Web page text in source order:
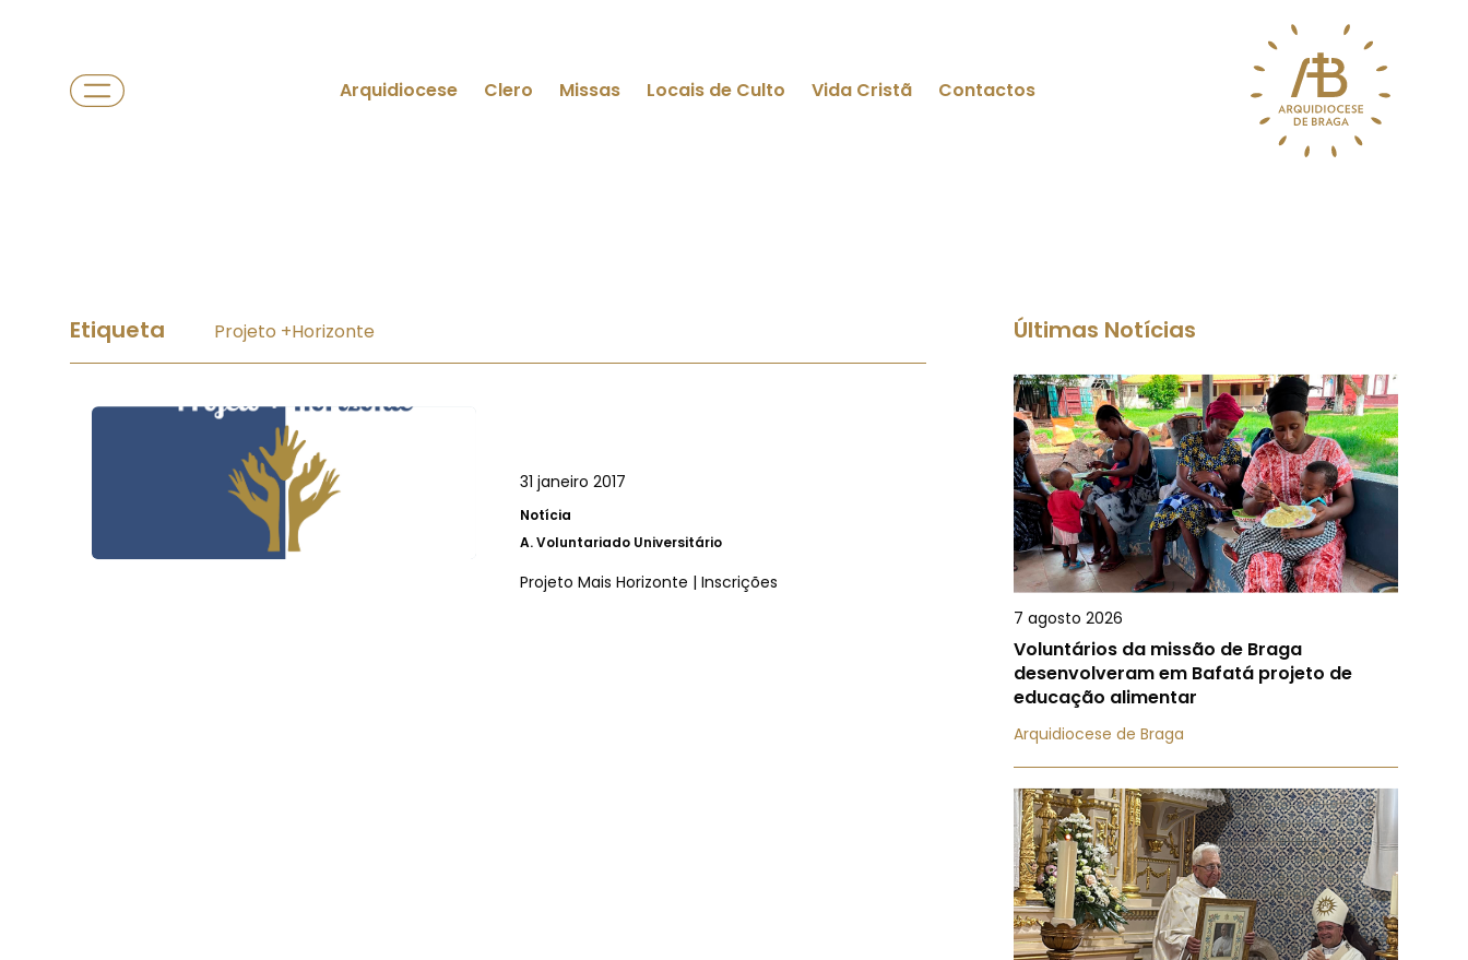
Arquidiocese Clero Missas Locais de Culto Vida Cristã Contactos
Etiqueta Projeto +Horizonte
31 janeiro 2017
Notícia
A.Voluntariado Universitário
Projeto Mais Horizonte | Inscrições
Últimas Notícias
7 agosto 2026
Voluntários da missão de Braga
desenvolveram em Bafatá projeto de
educação alimentar
Arquidiocese de Braga